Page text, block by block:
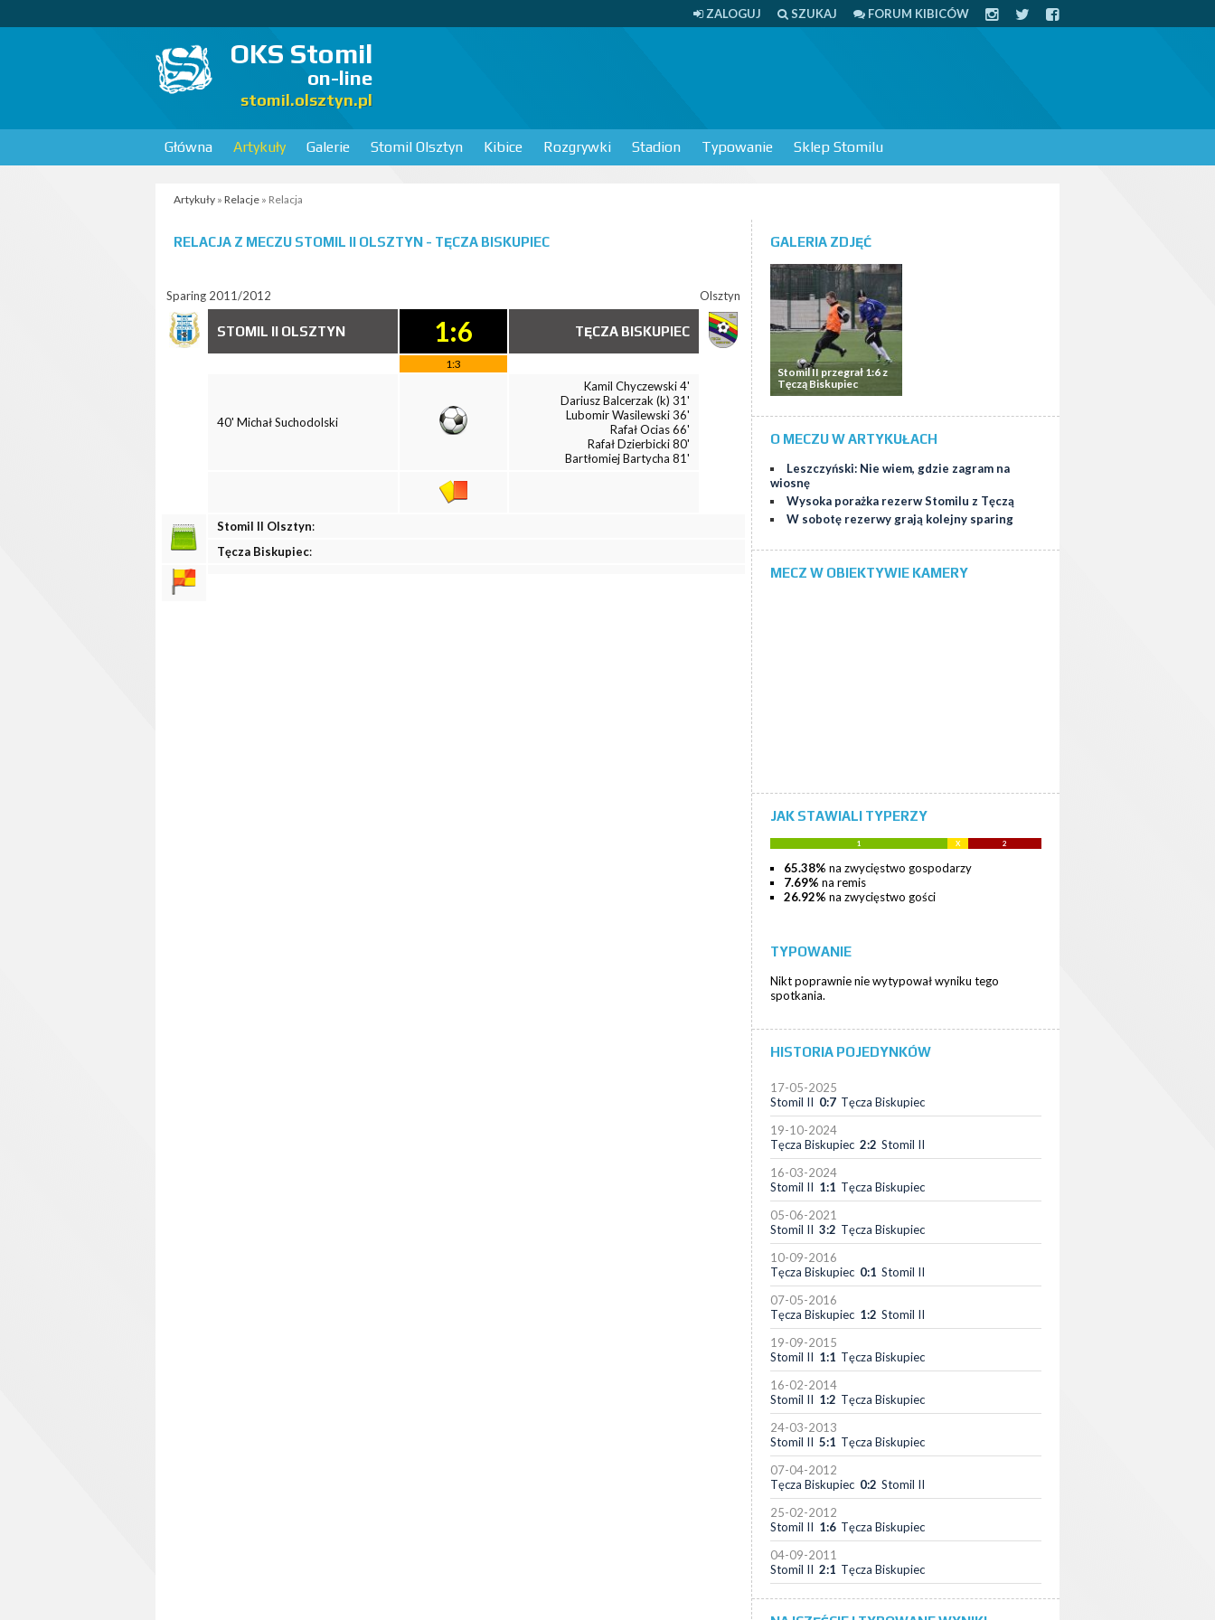
ZALOGUJ SZUKAJ FORUM KIBICÓW
OKS Stomil
on-line
stomil.olsztyn.pl
Główna Artykuły Galerie Stomil Olsztyn Kibice Rozgrywki Stadion Typowanie Sklep Stomilu
Artykuły » Relacje » Relacja
RELACJA Z MECZU STOMIL II OLSZTYN - TĘCZA BISKUPIEC
Sparing 2011/2012 Olsztyn
STOMIL II OLSZTYN 1:6 TĘCZA BISKUPIEC
1:3
40' Michał Suchodolski
Kamil Chyczewski 4'
Dariusz Balcerzak (k) 31'
Lubomir Wasilewski 36'
Rafał Ocias 66'
Rafał Dzierbicki 80'
Bartłomiej Bartycha 81'
Stomil II Olsztyn:
Tęcza Biskupiec:
GALERIA ZDJĘĆ
Stomil II przegrał 1:6 z
Tęczą Biskupiec
O MECZU W ARTYKUŁACH
Leszczyński: Nie wiem, gdzie zagram na
wiosnę
Wysoka porażka rezerw Stomilu z Tęczą
W sobotę rezerwy grają kolejny sparing
MECZ W OBIEKTYWIE KAMERY
JAK STAWIALI TYPERZY
1 X 2
65.38% na zwycięstwo gospodarzy
7.69% na remis
26.92% na zwycięstwo gości
TYPOWANIE
Nikt poprawnie nie wytypował wyniku tego
spotkania.
HISTORIA POJEDYNKÓW
17-05-2025
Stomil II 0:7 Tęcza Biskupiec
19-10-2024
Tęcza Biskupiec 2:2 Stomil II
16-03-2024
Stomil II 1:1 Tęcza Biskupiec
05-06-2021
Stomil II 3:2 Tęcza Biskupiec
10-09-2016
Tęcza Biskupiec 0:1 Stomil II
07-05-2016
Tęcza Biskupiec 1:2 Stomil II
19-09-2015
Stomil II 1:1 Tęcza Biskupiec
16-02-2014
Stomil II 1:2 Tęcza Biskupiec
24-03-2013
Stomil II 5:1 Tęcza Biskupiec
07-04-2012
Tęcza Biskupiec 0:2 Stomil II
25-02-2012
Stomil II 1:6 Tęcza Biskupiec
04-09-2011
Stomil II 2:1 Tęcza Biskupiec